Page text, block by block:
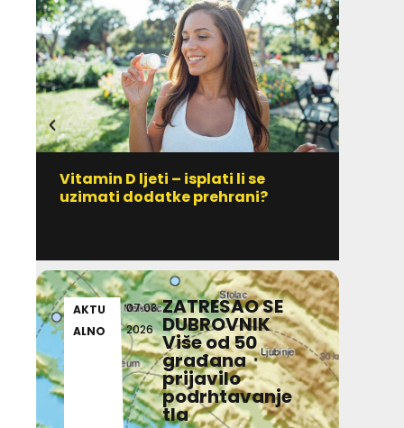
Vitamin D ljeti – isplati li se
uzimati dodatke prehrani?
AKTU
ALNO
07.08.
2026
ZATRESAO SE
DUBROVNIK
Više od 50
građana
prijavilo
podrhtavanje
tla